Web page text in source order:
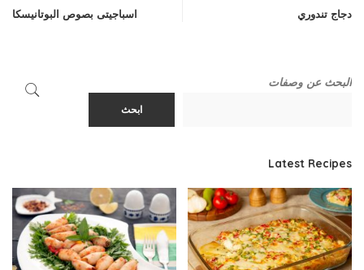
دجاج تندوري اسباجيتى بصوص البوتانيسكا
البحث عن وصفات
ابحث
Latest Recipes